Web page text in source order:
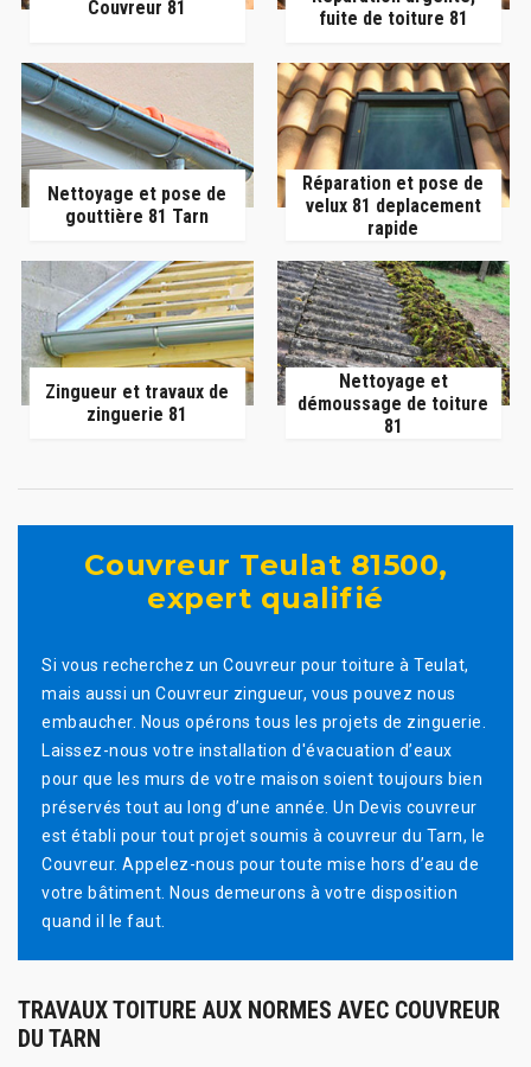
Couvreur 81
fuite de toiture 81
Nettoyage et pose de
gouttière 81 Tarn
Réparation et pose de
velux 81 deplacement
rapide
Zingueur et travaux de
zinguerie 81
Nettoyage et
démoussage de toiture
81
Couvreur Teulat 81500,
expert qualifié
Si vous recherchez un Couvreur pour toiture à Teulat,
mais aussi un Couvreur zingueur, vous pouvez nous
embaucher. Nous opérons tous les projets de zinguerie.
Laissez-nous votre installation d'évacuation d’eaux
pour que les murs de votre maison soient toujours bien
préservés tout au long d’une année. Un Devis couvreur
est établi pour tout projet soumis à couvreur du Tarn, le
Couvreur. Appelez-nous pour toute mise hors d’eau de
votre bâtiment. Nous demeurons à votre disposition
quand il le faut.
TRAVAUX TOITURE AUX NORMES AVEC COUVREUR
DU TARN